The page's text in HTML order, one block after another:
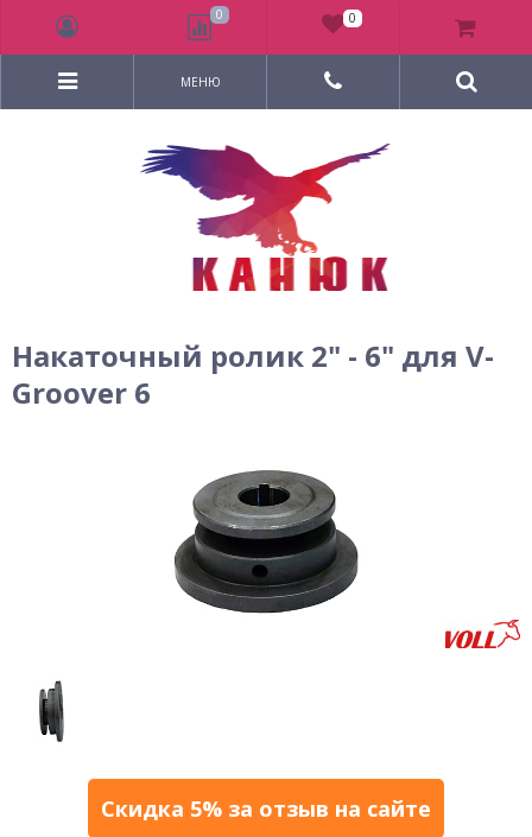
МЕНЮ
Накаточный ролик 2" - 6" для V-
Groover 6
Скидка 5% за отзыв на сайте
0 0